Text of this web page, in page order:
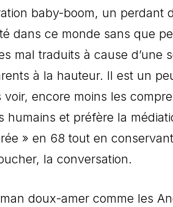
baby-boom, un perdant
dans ce monde sans que
mal traduits à cause d’une
à la hauteur. Il est un
voir, encore moins les
humains et préfère la
» en 68 tout en
la conversation.
doux-amer comme les